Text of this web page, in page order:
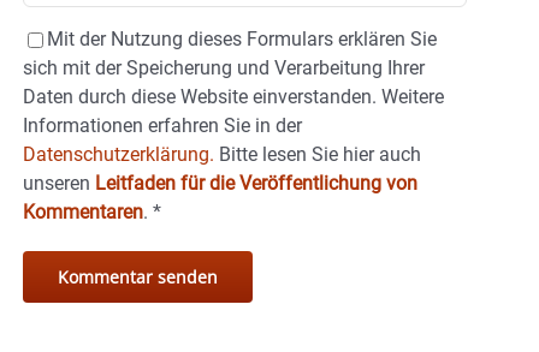
Mit der Nutzung dieses Formulars erklären Sie
sich mit der Speicherung und Verarbeitung Ihrer
Daten durch diese Website einverstanden. Weitere
Informationen erfahren Sie in der
Datenschutzerklärung. Bitte lesen Sie hier auch
unseren Leitfaden für die Veröffentlichung von
Kommentaren. *